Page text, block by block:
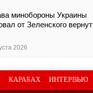
минобороны Украины
от Зеленского
2026
КАРАБАХ ИНТЕРВЬЮ